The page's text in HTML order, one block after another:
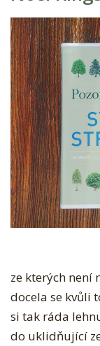
ze kterých není
docela se kvůli
si tak ráda
do uklidňující